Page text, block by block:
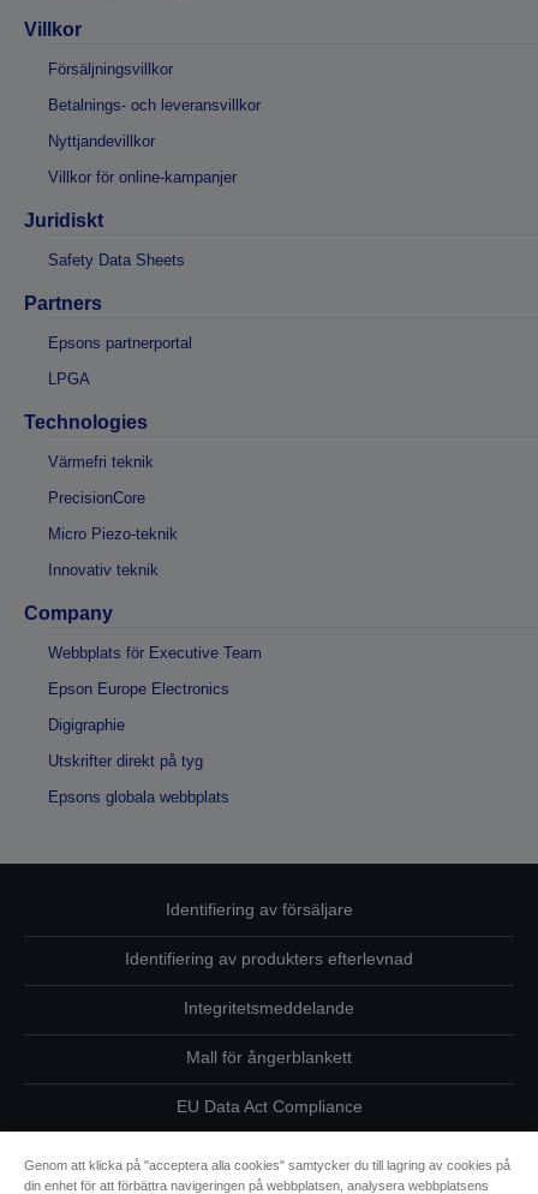
Villkor
Försäljningsvillkor
Betalnings- och leveransvillkor
Nyttjandevillkor
Villkor för online-kampanjer
Juridiskt
Safety Data Sheets
Partners
Epsons partnerportal
LPGA
Technologies
Värmefri teknik
PrecisionCore
Micro Piezo-teknik
Innovativ teknik
Company
Webbplats för Executive Team
Epson Europe Electronics
Digigraphie
Utskrifter direkt på tyg
Epsons globala webbplats
Identifiering av försäljare
Identifiering av produkters efterlevnad
Integritetsmeddelande
Mall för ångerblankett
EU Data Act Compliance
Kontakta oss angående dina uppgifter
Genom att klicka på "acceptera alla cookies" samtycker du till lagring av cookies på
din enhet för att förbättra navigeringen på webbplatsen, analysera webbplatsens